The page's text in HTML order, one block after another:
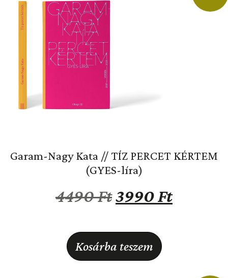
Garam-Nagy Kata // TÍZ PERCET KÉRTEM
(GYES-líra)
4490Ft3990Ft
Kosárba teszem